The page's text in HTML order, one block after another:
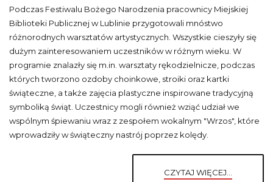
Podczas Festiwalu Bożego Narodzenia pracownicy Miejskiej
Biblioteki Publicznej w Lublinie przygotowali mnóstwo
różnorodnych warsztatów artystycznych. Wszystkie cieszyły się
dużym zainteresowaniem uczestników w różnym wieku. W
programie znalazły się m.in. warsztaty rękodzielnicze, podczas
których tworzono ozdoby choinkowe, stroiki oraz kartki
świąteczne, a także zajęcia plastyczne inspirowane tradycyjną
symboliką świąt. Uczestnicy mogli również wziąć udział we
wspólnym śpiewaniu wraz z zespołem wokalnym "Wrzos", które
wprowadziły w świąteczny nastrój poprzez kolędy.
CZYTAJ WIĘCEJ...